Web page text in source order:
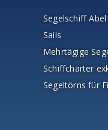
Segelschiff
Sails
Mehrtägige
Schiffcharter
Segeltörns für